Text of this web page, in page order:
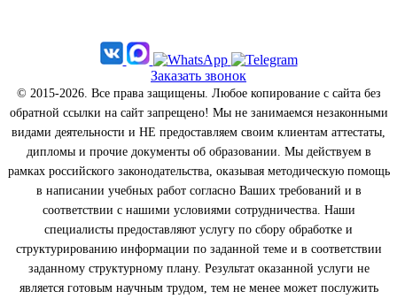
Заказать звонок
© 2015-2026. Все права защищены. Любое копирование с сайта без
обратной ссылки на сайт запрещено! Мы не занимаемся незаконными
видами деятельности и НЕ предоставляем своим клиентам аттестаты,
дипломы и прочие документы об образовании. Мы действуем в
рамках российского законодательства, оказывая методическую помощь
в написании учебных работ согласно Ваших требований и в
соответствии с нашими условиями сотрудничества. Наши
специалисты предоставляют услугу по сбору обработке и
структурированию информации по заданной теме и в соответствии
заданному структурному плану. Результат оказанной услуги не
является готовым научным трудом, тем не менее может послужить